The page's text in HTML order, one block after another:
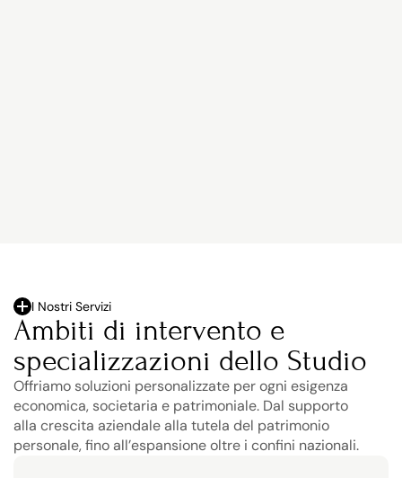
I Nostri Servizi
Ambiti di intervento e
specializzazioni dello Studio
Offriamo soluzioni personalizzate per ogni esigenza
economica, societaria e patrimoniale. Dal supporto
alla crescita aziendale alla tutela del patrimonio
personale, fino all’espansione oltre i confini nazionali.